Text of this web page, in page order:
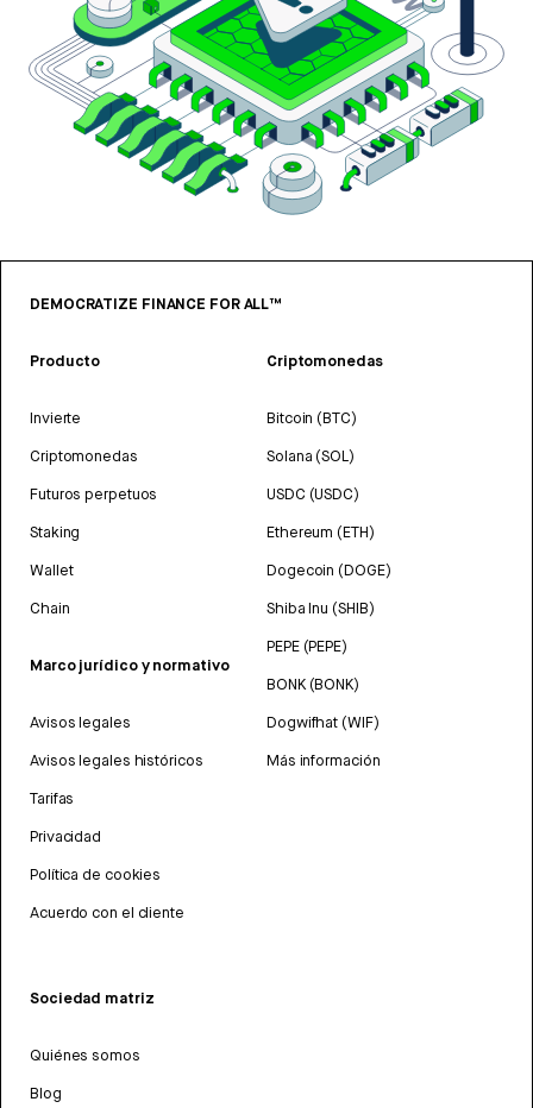
DEMOCRATIZE FINANCE FOR ALL™
Producto
Invierte
Criptomonedas
Futuros perpetuos
Staking
Wallet
Chain
Marco jurídico y normativo
Avisos legales
Avisos legales históricos
Tarifas
Privacidad
Política de cookies
Acuerdo con el cliente
Criptomonedas
Bitcoin (BTC)
Solana (SOL)
USDC (USDC)
Ethereum (ETH)
Dogecoin (DOGE)
Shiba Inu (SHIB)
PEPE (PEPE)
BONK (BONK)
Dogwifhat (WIF)
Más información
Sociedad matriz
Quiénes somos
Blog